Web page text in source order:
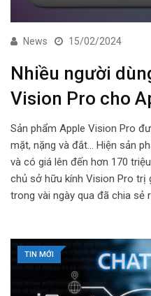
News 15/02/2024
Nhiều người
Vision Pro cho
Sản phẩm Apple Vision Pro
mặt, nặng và đắt… Hiện sản
và có giá lên đến hơn 170
chủ sở hữu kính Vision Pro trị
trong vài ngày qua đã chia sẻ
TIN MỚI